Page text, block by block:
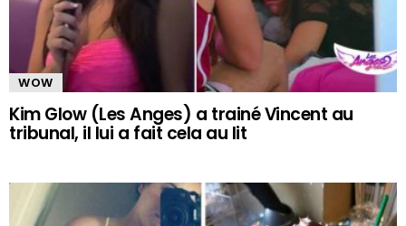
WOW
Kim Glow (Les Anges) a trainé Vincent au
tribunal, il lui a fait cela au lit